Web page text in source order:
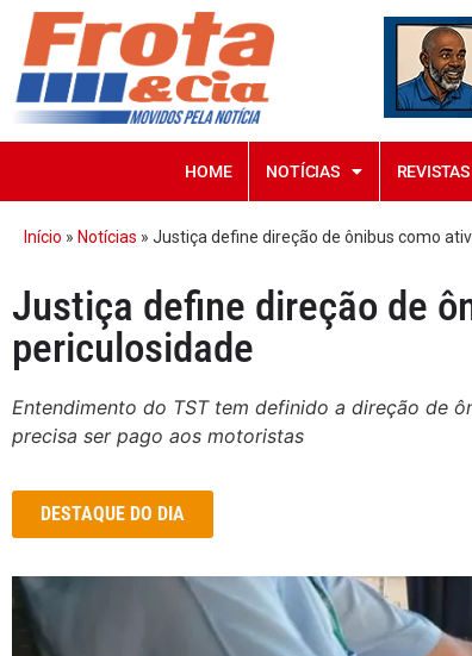
HOME NOTÍCIAS REVISTAS
Início » Notícias » Justiça define direção de ônibus como
Justiça define direção de
periculosidade
Entendimento do TST tem definido a direção de
precisa ser pago aos motoristas
DESTAQUE DO DIA